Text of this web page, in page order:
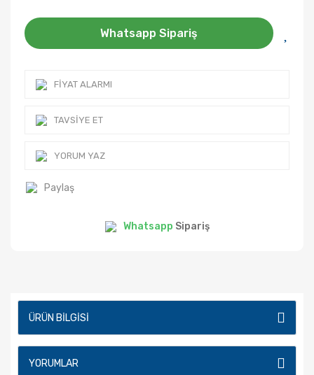
Whatsapp Sipariş
FIYAT ALARMI
TAVSIYE ET
YORUM YAZ
Paylaş
Whatsapp Sipariş
ÜRÜN BILGISI
YORUMLAR